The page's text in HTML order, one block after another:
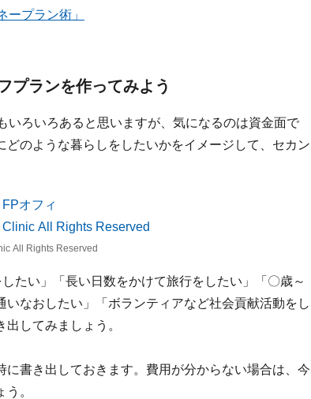
ープラン術」
プランを作ってみよう
ろいろあると思いますが、気になるのは資金面で
のような暮らしをしたいかをイメージして、セカン
All Rights Reserved
たい」「長い日数をかけて旅行をしたい」「〇歳～
なおしたい」「ボランティアなど社会貢献活動をし
してみましょう。
書き出しておきます。費用が分からない場合は、今
。